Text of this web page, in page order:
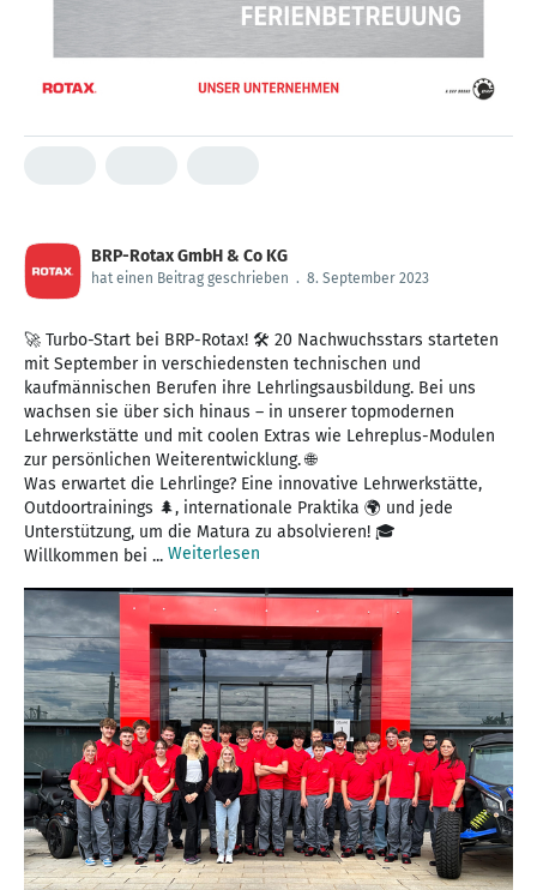
BRP-Rotax GmbH & Co KG
hat einen Beitrag geschrieben . 8. September 2023
🚀 Turbo-Start bei BRP-Rotax! 🛠️ 20 Nachwuchsstars starteten
mit September in verschiedensten technischen und
kaufmännischen Berufen ihre Lehrlingsausbildung. Bei uns
wachsen sie über sich hinaus – in unserer topmodernen
Lehrwerkstätte und mit coolen Extras wie Lehreplus-Modulen
zur persönlichen Weiterentwicklung. 🌐
Was erwartet die Lehrlinge? Eine innovative Lehrwerkstätte,
Outdoortrainings 🌲, internationale Praktika 🌍 und jede
Unterstützung, um die Matura zu absolvieren! 🎓
Willkommen bei ... Weiterlesen